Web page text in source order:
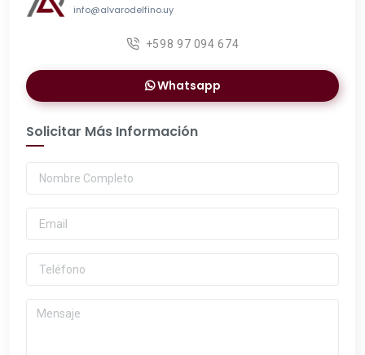
info@alvarodelfino.uy
+598 97 094 674
Whatsapp
Solicitar Más Información